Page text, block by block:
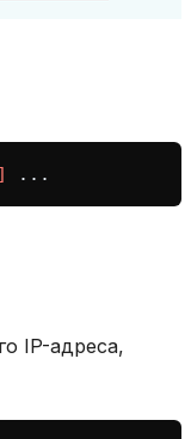
]
IP-адреса,